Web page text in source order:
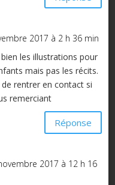
2017 à 2 h 36 min
les illustrations pour
mais pas les récits.
rentrer en contact si
remerciant
Réponse
2017 à 12 h 16